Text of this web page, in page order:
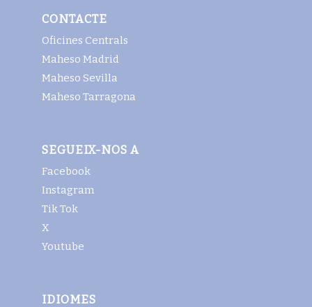
CONTACTE
Oficines Centrals
Maheso Madrid
Maheso Sevilla
Maheso Tarragona
SEGUEIX-NOS A
Facebook
Instagram
Tik Tok
X
Youtube
IDIOMES